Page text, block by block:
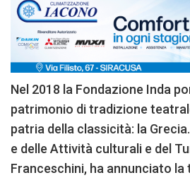
Nel 2018 la Fondazione Inda
patrimonio di tradizione
patria della classicità: la
e delle Attività culturali e del
Franceschini, ha annunciato la